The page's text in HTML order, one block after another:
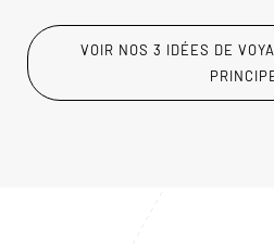
VOIR NOS 3 IDÉES DE